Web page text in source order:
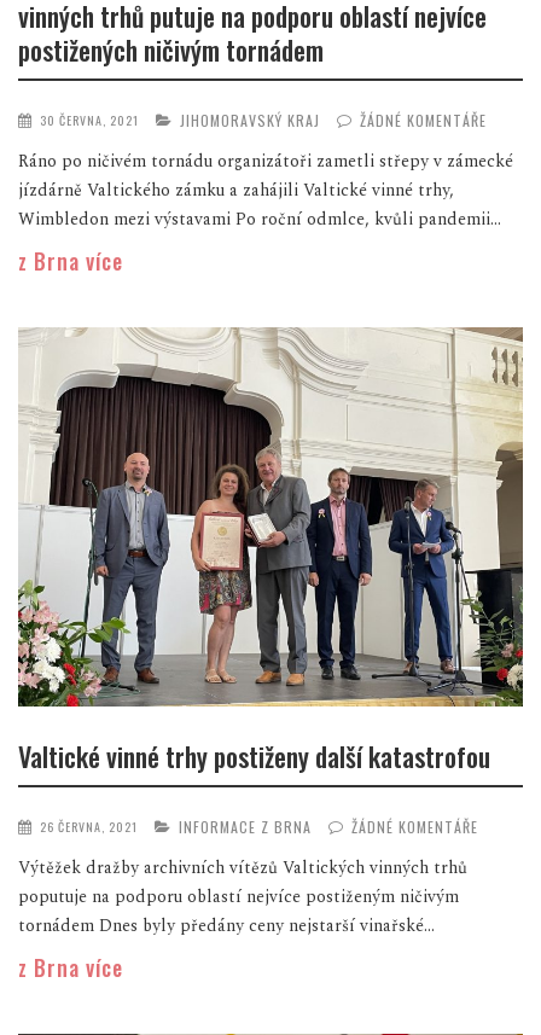
vinných trhů putuje na podporu oblastí nejvíce
postižených ničivým tornádem
30 ČERVNA, 2021 JIHOMORAVSKÝ KRAJ ŽÁDNÉ KOMENTÁŘE
Ráno po ničivém tornádu organizátoři zametli střepy v zámecké
jízdárně Valtického zámku a zahájili Valtické vinné trhy,
Wimbledon mezi výstavami Po roční odmlce, kvůli pandemii...
z Brna více
Valtické vinné trhy postiženy další katastrofou
26 ČERVNA, 2021 INFORMACE Z BRNA ŽÁDNÉ KOMENTÁŘE
Výtěžek dražby archivních vítězů Valtických vinných trhů
poputuje na podporu oblastí nejvíce postiženým ničivým
tornádem Dnes byly předány ceny nejstarší vinařské...
z Brna více